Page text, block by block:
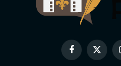
Facebook
X